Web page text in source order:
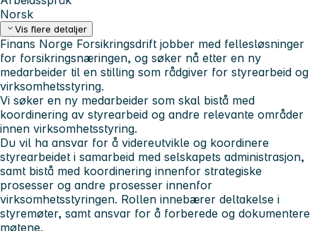
Norsk
Vis flere detaljer
Finans Norge Forsikringsdrift jobber med fellesløsninger
for forsikringsnæringen, og søker nå etter en ny
medarbeider til en stilling som rådgiver for styrearbeid og
virksomhetsstyring.
Vi søker en ny medarbeider som skal bistå med
koordinering av styrearbeid og andre relevante områder
innen virksomhetsstyring.
Du vil ha ansvar for å videreutvikle og koordinere
styrearbeidet i samarbeid med selskapets administrasjon,
samt bistå med koordinering innenfor strategiske
prosesser og andre prosesser innenfor
virksomhetsstyringen. Rollen innebærer deltakelse i
styremøter, samt ansvar for å forberede og dokumentere
møtene.